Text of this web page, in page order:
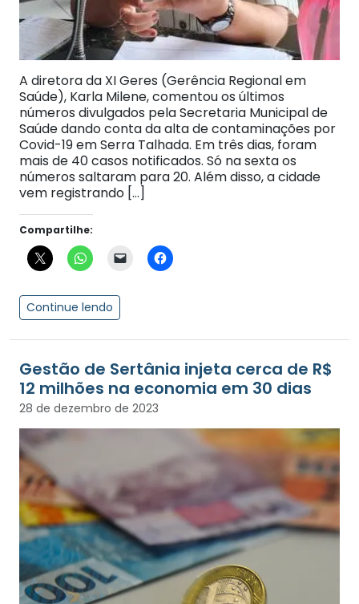
A diretora da XI Geres (Gerência Regional em
Saúde), Karla Milene, comentou os últimos
números divulgados pela Secretaria Municipal de
Saúde dando conta da alta de contaminações por
Covid-19 em Serra Talhada. Em três dias, foram
mais de 40 casos notificados. Só na sexta os
números saltaram para 20. Além disso, a cidade
vem registrando […]
Compartilhe:
Continue lendo
Gestão de Sertânia injeta cerca de R$
12 milhões na economia em 30 dias
28 de dezembro de 2023